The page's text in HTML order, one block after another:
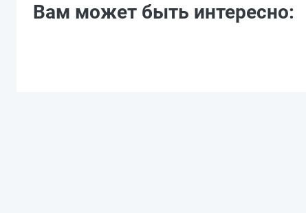
Вам может быть интересно: